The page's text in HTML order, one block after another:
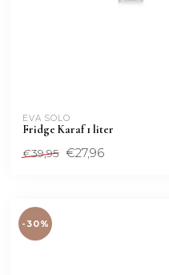
EVA SOLO
Fridge Karaf 1 liter
€39,95 €27,96
-30%